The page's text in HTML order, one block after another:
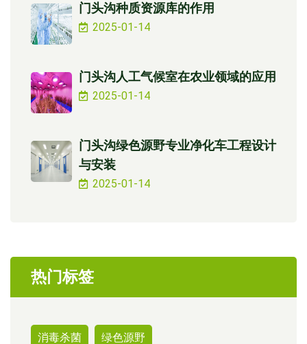
门头沟种质资源库的作用
2025-01-14
门头沟人工气候室在农业领域的应用
2025-01-14
门头沟绿色源野专业净化车工程设计
与安装
2025-01-14
热门标签
消毒杀菌 绿色源野